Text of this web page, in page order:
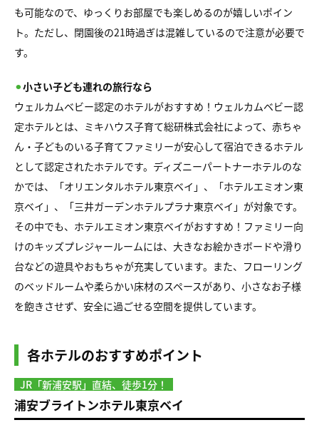
も可能なので、ゆっくりお部屋でも楽しめるのが嬉しいポイン
ト。ただし、閉園後の21時過ぎは混雑しているので注意が必要で
す。
⚫︎小さい子ども連れの旅行なら
ウェルカムベビー認定のホテルがおすすめ！ウェルカムベビー認
定ホテルとは、ミキハウス子育て総研株式会社によって、赤ちゃ
ん・子どものいる子育てファミリーが安心して宿泊できるホテル
として認定されたホテルです。ディズニーパートナーホテルのな
かでは、「オリエンタルホテル東京ベイ」、「ホテルエミオン東
京ベイ」、「三井ガーデンホテルプラナ東京ベイ」が対象です。
その中でも、ホテルエミオン東京ベイがおすすめ！ファミリー向
けのキッズプレジャールームには、大きなお絵かきボードや滑り
台などの遊具やおもちゃが充実しています。また、フローリング
のベッドルームや柔らかい床材のスペースがあり、小さなお子様
を飽きさせず、安全に過ごせる空間を提供しています。
各ホテルのおすすめポイント
JR「新浦安駅」直結、徒歩1分！
浦安ブライトンホテル東京ベイ